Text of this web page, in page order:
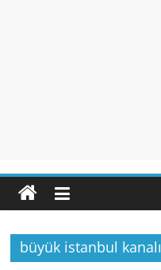
büyük istanbul kanalı